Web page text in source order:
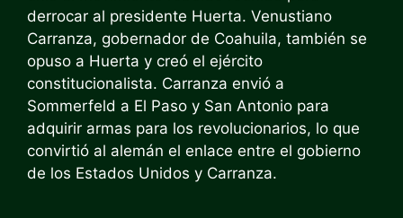
derrocar al presidente Huerta. Venustiano
Carranza, gobernador de Coahuila, también se
opuso a Huerta y creó el ejército
constitucionalista. Carranza envió a
Sommerfeld a El Paso y San Antonio para
adquirir armas para los revolucionarios, lo que
convirtió al alemán el enlace entre el gobierno
de los Estados Unidos y Carranza.